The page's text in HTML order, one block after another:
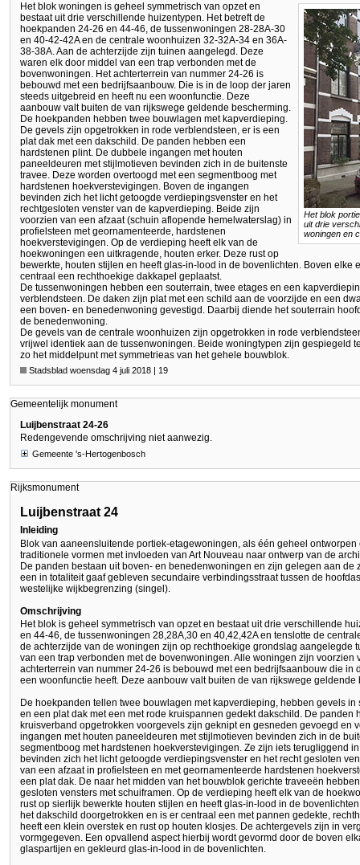
Het blok
uit drie
woningen en
Het blok woningen is geheel symmetrisch van opzet en
bestaat uit drie verschillende huizentypen. Het betreft de
hoekpanden 24-26 en 44-46, de tussenwoningen 28-28A-30
en 40-42-42A en de centrale woonhuizen 32-32A-34 en 36A-
38-38A. Aan de achterzijde zijn tuinen aangelegd. Deze
waren elk door middel van een trap verbonden met de
bovenwoningen. Het achterterrein van nummer 24-26 is
bebouwd met een bedrijfsaanbouw. Die is in de loop der jaren
steeds uitgebreid en heeft nu een woonfunctie. Deze
aanbouw valt buiten de van rijkswege geldende bescherming.
De hoekpanden hebben twee bouwlagen met kapverdieping.
De gevels zijn opgetrokken in rode verblendsteen, er is een
plat dak met een dakschild. De panden hebben een
hardstenen plint. De dubbele ingangen met houten
paneeldeuren met stijlmotieven bevinden zich in de buitenste
travee. Deze worden overtoogd met een segmentboog met
hardstenen hoekverstevigingen. Boven de ingangen
bevinden zich het licht getoogde verdiepingsvenster en het
rechtgesloten venster van de kapverdieping. Beide zijn
voorzien van een afzaat (schuin aflopende hemelwaterslag) in
profielsteen met geornamenteerde, hardstenen
hoekverstevigingen. Op de verdieping heeft elk van de
hoekwoningen een uitkragende, houten erker. Deze rust op
bewerkte, houten stijlen en heeft glas-in-lood in de bovenlichten. Boven elke
centraal een rechthoekige dakkapel geplaatst.
De tussenwoningen hebben een souterrain, twee etages en een
verblendsteen. De daken zijn plat met een schild aan de voorzijde en een
een boven- en benedenwoning gevestigd. Daarbij diende het souterrain
de benedenwoning.
De gevels van de centrale woonhuizen zijn opgetrokken in rode
vrijwel identiek aan de tussenwoningen. Beide woningtypen zijn gespiegeld
zo het middelpunt met symmetrieas van het gehele bouwblok.
Stadsblad woensdag 4 juli 2018 | 19
Gemeentelijk monument
Luijbenstraat 24-26
Redengevende omschrijving niet aanwezig.
Gemeente 's-Hertogenbosch
Rijksmonument
Luijbenstraat 24
Inleiding
Blok van aaneensluitende portiek-etagewoningen, als één geheel
traditionele vormen met invloeden van Art Nouveau naar ontwerp van de
De panden bestaan uit boven- en benedenwoningen en zijn gelegen aan de
een in totaliteit gaaf gebleven secundaire verbindingsstraat tussen de
westelijke wijkbegrenzing (singel).
Omschrijving
Het blok is geheel symmetrisch van opzet en bestaat uit drie verschillende
en 44-46, de tussenwoningen 28,28A,30 en 40,42,42A en tenslotte de
de achterzijde van de woningen zijn op rechthoekige grondslag aangelegde
van een trap verbonden met de bovenwoningen. Alle woningen zijn voorzien
achterterrein van nummer 24-26 is bebouwd met een bedrijfsaanbouw die in
een woonfunctie heeft. Deze aanbouw valt buiten de van rijkswege geldende
De hoekpanden tellen twee bouwlagen met kapverdieping, hebben gevels
en een plat dak met een met rode kruispannen gedekt dakschild. De panden
kruisverband opgetrokken voorgevels zijn geknipt en gesneden gevoegd en
ingangen met houten paneeldeuren met stijlmotieven bevinden zich in de
segmentboog met hardstenen hoekverstevigingen. Ze zijn iets terugliggend
bevinden zich het licht getoogde verdiepingsvenster en het recht gesloten
van een afzaat in profielsteen en met geornamenteerde hardstenen
een plat dak. De naar het midden van het bouwblok gerichte traveeën
gesloten vensters met schuiframen. Op de verdieping heeft elk van de
rust op sierlijk bewerkte houten stijlen en heeft glas-in-lood in de
het dakschild doorgetrokken en is er centraal een met pannen gedekte,
heeft een klein overstek en rust op houten klosjes. De achtergevels zijn in
vormgegeven. Een opvallend aspect hierbij wordt gevormd door de boven
glaspartijen en gekleurd glas-in-lood in de bovenlichten.